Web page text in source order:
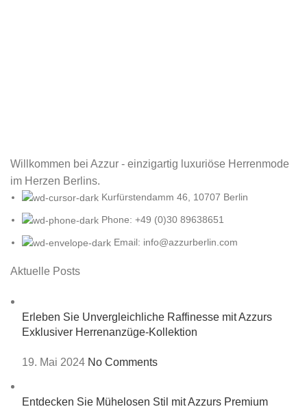
Willkommen bei Azzur - einzigartig luxuriöse Herrenmode
im Herzen Berlins.
Kurfürstendamm 46, 10707 Berlin
Phone: +49 (0)30 89638651
Email: info@azzurberlin.com
Aktuelle Posts
Erleben Sie Unvergleichliche Raffinesse mit Azzurs
Exklusiver Herrenanzüge-Kollektion
19. Mai 2024 No Comments
Entdecken Sie Mühelosen Stil mit Azzurs Premium